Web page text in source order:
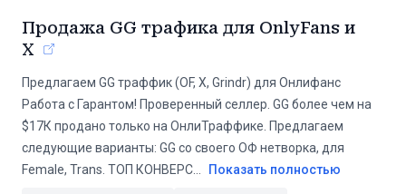
Продажа GG трафика для OnlyFans и
X
️Предлагаем GG траффик (OF, X, Grindr) для Онлифанс️
Работа с Гарантом! Проверенный селлер. GG более чем на
$17К продано только на ОнлиТраффике. Предлагаем
следующие варианты: GG со своего ОФ нетворка, для
Female, Trans. ТОП КОНВЕРС
Показать полностью